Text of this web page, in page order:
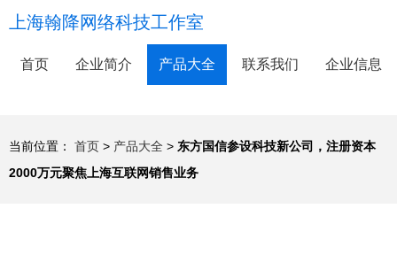
上海翰降网络科技工作室
首页 企业简介 产品大全 联系我们 企业信息
当前位置： 首页 > 产品大全 > 东方国信参设科技新公司，注册资本
2000万元聚焦上海互联网销售业务